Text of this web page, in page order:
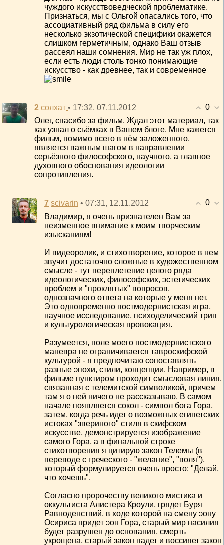
чуждого искусствоведческой проблематике.
Признаться, мы с Ольгой опасались того, что
ассоциативный ряд фильма в силу его
несколько экзотической специфики окажется
слишком герметичным, однако Ваш отзыв
рассеял наши сомнения. Мир не так уж плох,
если есть люди столь тонко понимающие
искусство - как древнее, так и современное
0
2 солхат • 17:32, 07.11.2012
Олег, спасибо за фильм. Ждал этот материал, так
как узнал о сьёмках в Вашем блоге. Мне кажется
фильм, помимо всего в нём заложенного,
является важным шагом в направлении
серьёзного философского, научного, а главное
духовного обоснования идеологии
сопротивления.
0
7 scivarin • 07:31, 12.11.2012
Владимир, я очень признателен Вам за
неизменное внимание к моим творческим
изысканиям!
И видеоролик, и стихотворение, которое в нем
звучит достаточно сложные в художественном
смысле - тут переплетение целого ряда
идеологических, философских, эстетических
проблем и "проклятых" вопросов,
однозначного ответа на которые у меня нет.
Это одновременно постмодернистская игра,
научное исследование, психоделический трип
и культурологическая провокация.
Разумеется, поле моего постмодернистского
маневра не ограничивается тавроскифской
культурой - я предпочитаю сопоставлять
разные эпохи, стили, концепции. Например, в
фильме пунктиром проходит смысловая линия,
связанная с телемитской символикой, причем
там я о ней ничего не рассказываю. В самом
начале появляется сокол - символ бога Гора,
затем, когда речь идет о возможных египетских
истоках "звериного" стиля в скифском
искусстве, демонстрируется изображение
самого Гора, а в финальной строке
стихотворения я цитирую закон Телемы (в
переводе с греческого - "желание", "воля"),
который формулируется очень просто: "Делай,
что хочешь".
Согласно пророчеству великого мистика и
оккультиста Алистера Кроули, грядет Буря
Равноденствий, в ходе которой на смену эону
Осириса придет эон Гора, старый мир насилия
будет разрушен до основания, смерть
укрощена, старый закон падет и воссияет закон